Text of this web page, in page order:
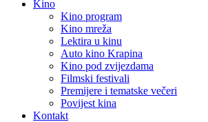
Kino
Kino program
Kino mreža
Lektira u kinu
Auto kino Krapina
Kino pod zvijezdama
Filmski festivali
Premijere i tematske večeri
Povijest kina
Kontakt